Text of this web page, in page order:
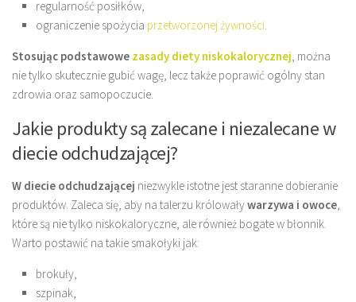
regularność posiłków,
ograniczenie spożycia przetworzonej żywności.
Stosując podstawowe zasady diety niskokalorycznej, można
nie tylko skutecznie gubić wagę, lecz także poprawić ogólny stan
zdrowia oraz samopoczucie.
Jakie produkty są zalecane i niezalecane w
diecie odchudzającej?
W diecie odchudzającej niezwykle istotne jest staranne dobieranie
produktów. Zaleca się, aby na talerzu królowaływarzywa i owoce,
które są nie tylko niskokaloryczne, ale również bogate w błonnik.
Warto postawić na takie smakołyki jak:
brokuły,
szpinak,